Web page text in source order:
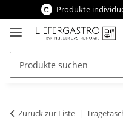
Produkte
Zurück zur Liste